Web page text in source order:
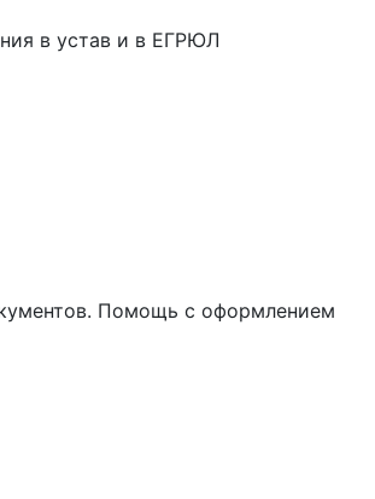
в устав и в ЕГРЮЛ
Помощь с оформлением